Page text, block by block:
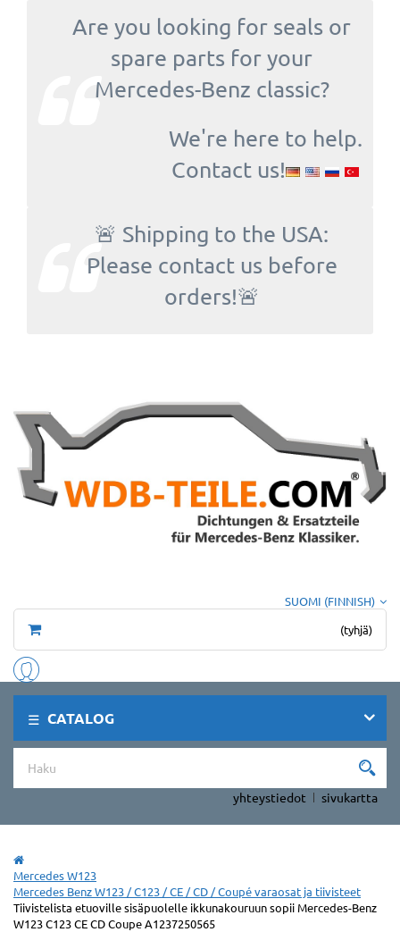
Are you looking for seals or
spare parts for your
Mercedes-Benz classic?
We're here to help.
Contact us!
🚨 Shipping to the USA:
Please contact us before
orders!🚨
SUOMI (FINNISH)
(tyhjä)
CATALOG
yhteystiedot sivukartta
Mercedes W123
Mercedes Benz W123 / C123 / CE / CD / Coupé varaosat ja tiivisteet
Tiivistelista etuoville sisäpuolelle ikkunakouruun sopii Mercedes-Benz
W123 C123 CE CD Coupe A1237250565